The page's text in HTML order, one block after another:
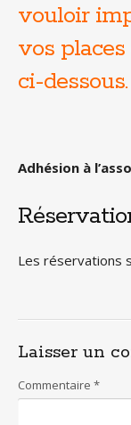
vouloir
vos
ci-dessous.
Adhésion à
Les réservations
Laisser un
Commentaire *